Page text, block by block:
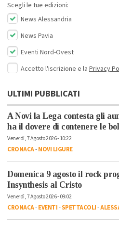
Scegli le tue edizioni:
News Alessandria
News Pavia
Eventi Nord-Ovest
Accetto l'iscrizione e la Privacy
ULTIMI PUBBLICATI
A Novi la Lega contesta gli
ha il dovere di contenere le
Venerdì, 7 Agosto 2026 - 10:22
CRONACA-NOVI LIGURE
Domenica 9 agosto il rock
Insynthesis al Cristo
Venerdì, 7 Agosto 2026 - 09:02
CRONACA-EVENTI-SPETTACOLI-